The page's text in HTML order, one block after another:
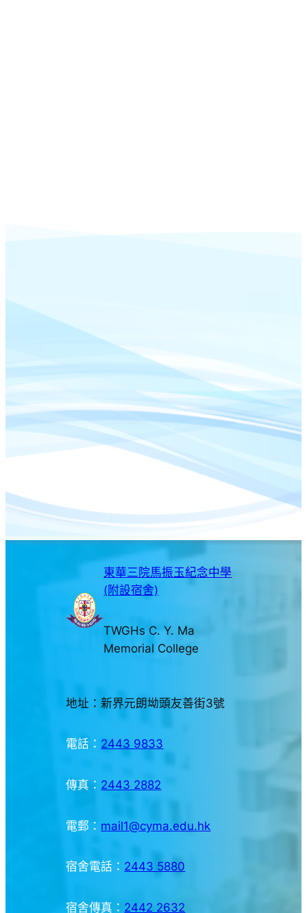
東華三院馬振玉紀念中學
(附設宿舍)
TWGHs C. Y. Ma
Memorial College
地址：新界元朗坳頭友善街3號
電話： 2443 9833
傳真： 2443 2882
電郵： mail1@cyma.edu.hk
宿舍電話： 2443 5880
宿舍傳真： 2442 2632